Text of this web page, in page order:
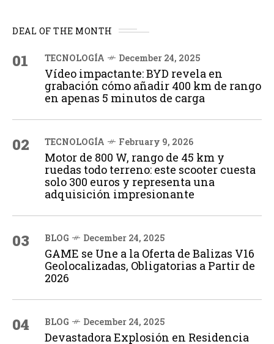
DEAL OF THE MONTH
01 TECNOLOGÍA December 24, 2025
Vídeo impactante: BYD revela en
grabación cómo añadir 400 km de rango
en apenas 5 minutos de carga
02 TECNOLOGÍA February 9, 2026
Motor de 800 W, rango de 45 km y
ruedas todo terreno: este scooter cuesta
solo 300 euros y representa una
adquisición impresionante
03 BLOG December 24, 2025
GAME se Une a la Oferta de Balizas V16
Geolocalizadas, Obligatorias a Partir de
2026
04 BLOG December 24, 2025
Devastadora Explosión en Residencia